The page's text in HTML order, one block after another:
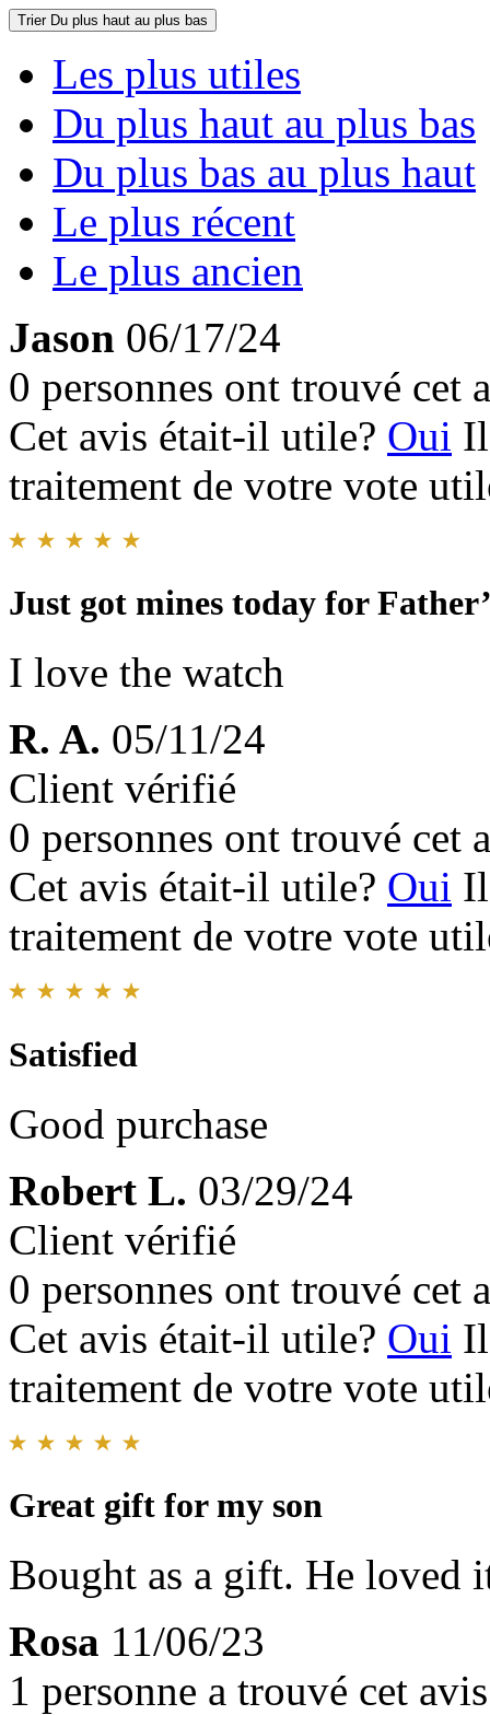
Trier Du plus haut au plus bas
Les plus utiles
Du plus haut au plus bas
Du plus bas au plus haut
Le plus récent
Le plus ancien
Jason 06/17/24
0 personnes ont trouvé cet
Cet avis était-il utile? Oui
traitement de votre vote
Just got mines today for
I love the watch
R. A. 05/11/24
Client vérifié
0 personnes ont trouvé cet
Cet avis était-il utile? Oui
traitement de votre vote
Satisfied
Good purchase
Robert L. 03/29/24
Client vérifié
0 personnes ont trouvé cet
Cet avis était-il utile? Oui
traitement de votre vote
Great gift for my son
Bought as a gift. He
Rosa 11/06/23
1 personne a trouvé cet